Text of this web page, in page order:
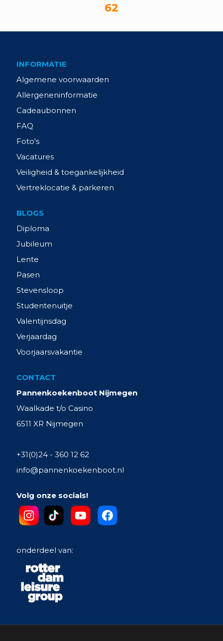
62
INFORMATIE
Algemene voorwaarden
Allergeneninformatie
Cadeaubonnen
FAQ
Foto's
Vacatures
Veiligheid & toegankelijkheid
Vertreklocatie & parkeren
BLOGS
Diploma
Jubileum
Lente
Pasen
Stevensloop
Studentenuitje
Valentijnsdag
Verjaardag
Voorjaarsvakantie
CONTACT
Pannenkoekenboot Nijmegen
Waalkade t/o Casino
6511 XR Nijmegen
+31(0)24 - 360 12 62
info@pannenkoekenboot.nl
Volg onze socials!
onderdeel van: